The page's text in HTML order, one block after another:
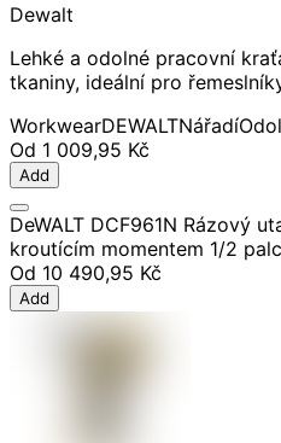
Dewalt
Lehké a odolné pracovní
tkaniny, ideální pro
WorkwearDEWALTNářadí
Od 1 009,95 Kč
Add
DeWALT DCF961N Rázový
kroutícím momentem 1/2
Od 10 490,95 Kč
Add